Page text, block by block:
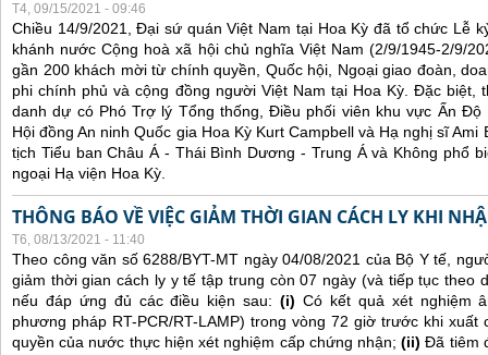
T4, 09/15/2021 - 09:46
Chiều 14/9/2021, Đại sứ quán Việt Nam tại Hoa Kỳ đã tổ chức Lễ
khánh nước Cộng hoà xã hội chủ nghĩa Việt Nam (2/9/1945-2/9/
gần 200 khách mời từ chính quyền, Quốc hội, Ngoại giao đoàn,
phi chính phủ và cộng đồng người Việt Nam tại Hoa Kỳ. Đặc biệt,
danh dự có Phó Trợ lý Tổng thống, Điều phối viên khu vực Ấn
Hội đồng An ninh Quốc gia Hoa Kỳ Kurt Campbell và Hạ nghị sĩ
tịch Tiểu ban Châu Á - Thái Bình Dương - Trung Á và Không phổ
ngoại Hạ viện Hoa Kỳ.
THÔNG BÁO VỀ VIỆC GIẢM THỜI GIAN CÁCH LY KHI
T6, 08/13/2021 - 11:40
Theo công văn số 6288/BYT-MT ngày 04/08/2021 của Bộ Y tế,
giảm thời gian cách ly y tế tập trung còn 07 ngày (và tiếp tục theo
nếu đáp ứng đủ các điều kiện sau: (i) Có kết quả xét nghiệm
phương pháp RT-PCR/RT-LAMP) trong vòng 72 giờ trước khi
quyền của nước thực hiện xét nghiệm cấp chứng nhận;(ii)Đã tiêm